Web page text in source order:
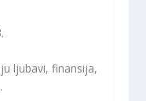
ljubavi, finansija,